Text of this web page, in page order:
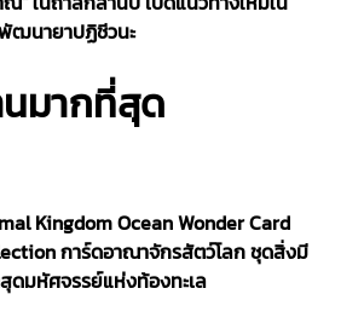
ฒนายาปฏิชีวนะ
นมากที่สุด
Kingdom Ocean Wonder Card
การ์ดอาณาจักรสัตว์โลก ชุดสิ่งมี
ดมหัศจรรย์แห่งท้องทะเล